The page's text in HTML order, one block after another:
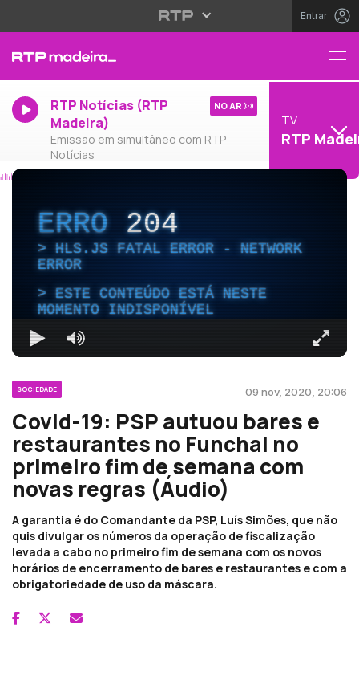
Entrar
RTP Notícias (RTP
Madeira)
Emissão em simultâneo com RTP
Notícias
NO AR
TV
RTP
ERRO204
HLS.JS FATAL ERROR - NETWORK
ERROR
ESTE CONTEÚDO ESTÁ NESTE
MOMENTO INDISPONÍVEL
SOCIEDADE 09 nov, 2020, 20:06
Covid-19: PSP autuou bares e
restaurantes no Funchal no
primeiro fim de semana com
novas regras (Áudio)
A garantia é do Comandante da PSP, Luís Simões, que não
quis divulgar os números da operação de fiscalização
levada a cabo no primeiro fim de semana com os novos
horários de encerramento de bares e restaurantes e com a
obrigatoriedade de uso da máscara.